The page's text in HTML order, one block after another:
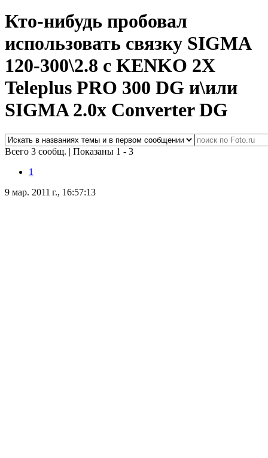
Кто-нибудь пробовал
использовать связку SIGMA
120-300\2.8 с KENKO 2X
Teleplus PRO 300 DG и\или
SIGMA 2.0x Converter DG
Всего 3 сообщ. | Показаны 1 - 3
1
9 мар. 2011 г., 16:57:13